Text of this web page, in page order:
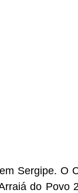
Sergipe. O
do Povo